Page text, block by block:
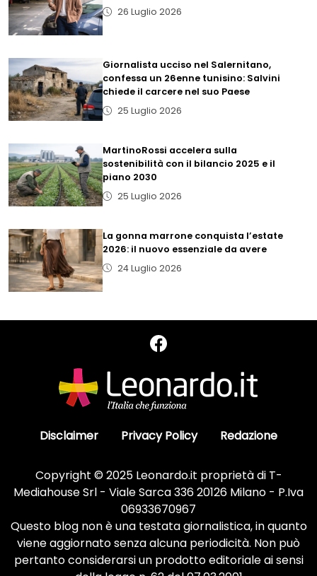
26 Luglio 2026
Giornalista ucciso nel Salernitano,
confessa un 26enne tunisino: Salvini
chiede il carcere nel suo Paese
25 Luglio 2026
MartinoRossi accelera sulla
sostenibilità con il bilancio 2025 e il
piano 2030
25 Luglio 2026
La gonna marrone conquista l’estate
2026: il nuovo essenziale da avere
24 Luglio 2026
Disclaimer Privacy Policy Redazione
Copyright © 2025 Leonardo.it proprietà di T-
Mediahouse Srl - Viale Sarca 336 20126 Milano - P.Iva
06933670967
Questo blog non è una testata giornalistica, in quanto
viene aggiornato senza alcuna periodicità. Non può
pertanto considerarsi un prodotto editoriale ai sensi